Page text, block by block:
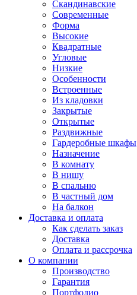
Скандинавские
Современные
Форма
Высокие
Квадратные
Угловые
Низкие
Особенности
Встроенные
Из кладовки
Закрытые
Открытые
Раздвижные
Гардеробные шкафы
Назначение
В комнату
В нишу
В спальню
В частный дом
На балкон
Доставка и оплата
Как сделать заказ
Доставка
Оплата и рассрочка
О компании
Производство
Гарантия
Портфолио